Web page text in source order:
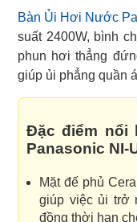
Bàn Ủi Hơi Nước
suất 2400W, bình
phun hơi thẳng
giúp ủi phẳng quần
Đặc điểm nổi
Panasonic NI-
Mặt đế phủ
giúp việc ủi trở
đồng thời hạn